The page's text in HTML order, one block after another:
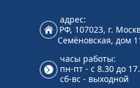
адрес:
РФ, 107023, г.
Семёновская, дом
часы работы:
пн-пт - с 8.30 до
сб-вс - выходной